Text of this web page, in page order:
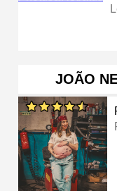
JOÃO